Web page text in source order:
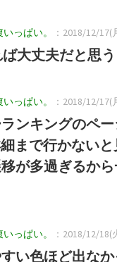
っぱい。 ：2018/12/17(
大丈夫だと思う
っぱい。 ：2018/12/17(
ンキングのペ
まで行かないと
が多過ぎるか
っぱい。 ：2018/12/18(
い色ほど出な